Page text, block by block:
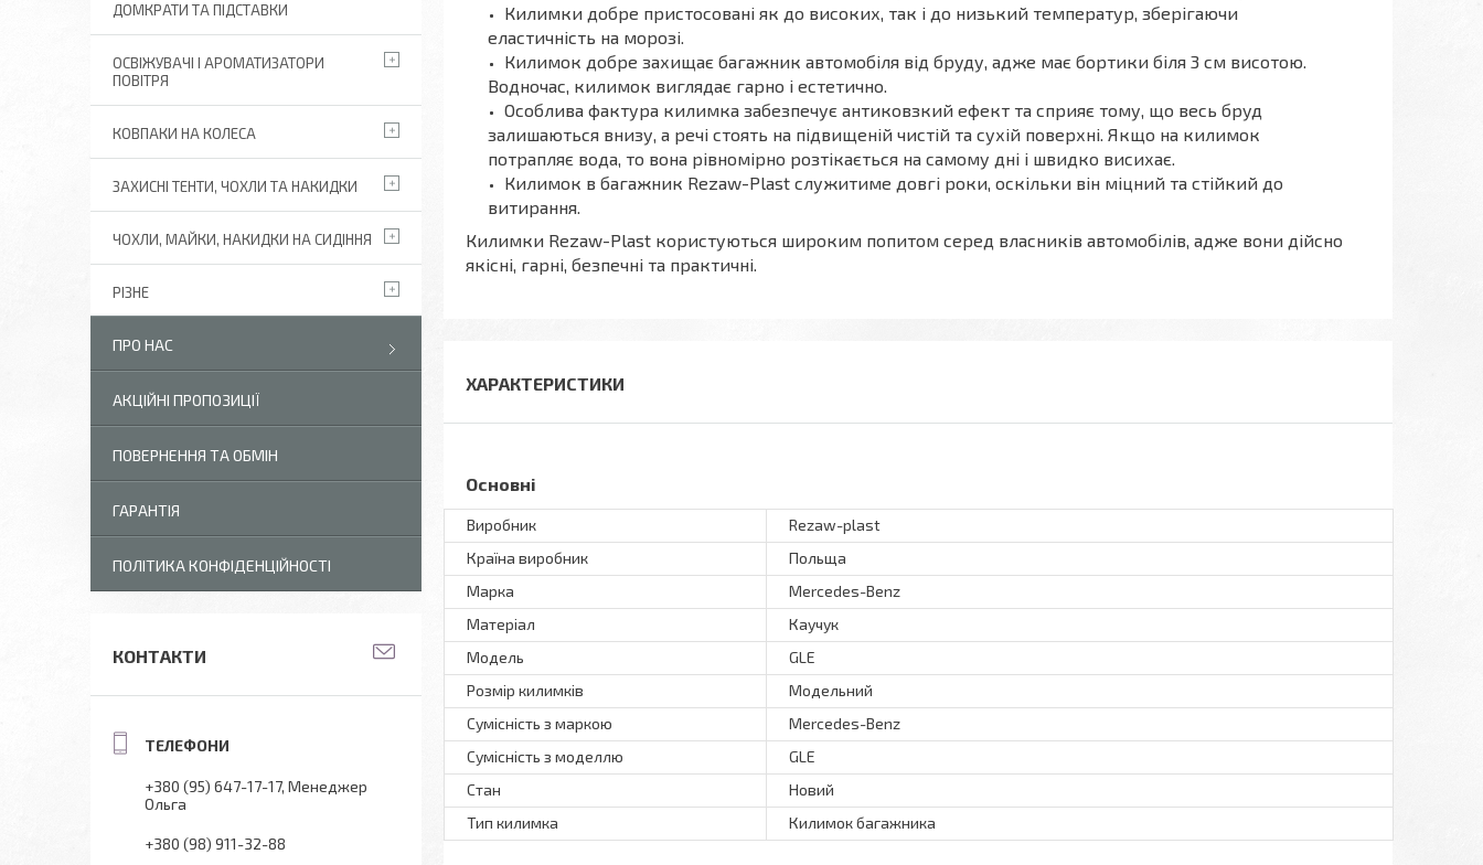
Килимки добре пристосовані як до високих, так і до низький температур, зберігаючи
еластичність на морозі.
Килимок добре захищає багажник автомобіля від бруду, адже має бортики біля 3 см висотою.
Водночас, килимок виглядає гарно і естетично.
Особлива фактура килимка забезпечує антиковзкий ефект та сприяє тому, що весь бруд
залишаються внизу, а речі стоять на підвищеній чистій та сухій поверхні. Якщо на килимок
потрапляє вода, то вона рівномірно розтікається на самому дні і швидко висихає.
Килимок в багажник Rezaw-Plast служитиме довгі роки, оскільки він міцний та стійкий до
витирання.
Килимки Rezaw-Plast користуються широким попитом серед власників автомобілів, адже вони дійсно
якісні, гарні, безпечні та практичні.
ХАРАКТЕРИСТИКИ
Основні
Виробник
Rezaw-plast
Країна виробник
Польща
Марка
Mercedes-Benz
Матеріал
Каучук
Модель
GLE
Розмір килимків
Модельний
Сумісність з маркою
Mercedes-Benz
Сумісність з моделлю
GLE
Стан
Новий
Тип килимка
Килимок багажника
ДОМКРАТИ ТА ПІДСТАВКИ
ОСВІЖУВАЧІ І АРОМАТИЗАТОРИ
ПОВІТРЯ
КОВПАКИ НА КОЛЕСА
ЗАХИСНІ ТЕНТИ, ЧОХЛИ ТА НАКИДКИ
ЧОХЛИ, МАЙКИ, НАКИДКИ НА СИДІННЯ
РІЗНЕ
ПРО НАС
АКЦІЙНІ ПРОПОЗИЦІЇ
ПОВЕРНЕННЯ ТА ОБМІН
ГАРАНТІЯ
ПОЛІТИКА КОНФІДЕНЦІЙНОСТІ
КОНТАКТИ
+380 (95) 647-17-17 Менеджер
Ольга
+380 (98) 911-32-88